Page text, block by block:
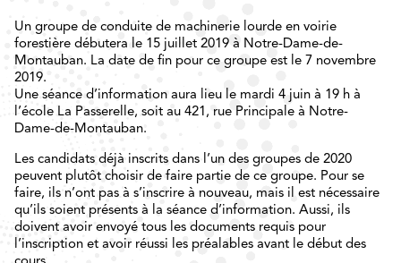
Un groupe de conduite de machinerie lourde en voirie
forestière débutera le 15 juillet 2019 à Notre-Dame-de-
Montauban. La date de fin pour ce groupe est le 7 novembre
2019.
Une séance d’information aura lieu le mardi 4 juin à 19 h à
l’école La Passerelle, soit au 421, rue Principale à Notre-
Dame-de-Montauban.
Les candidats déjà inscrits dans l’un des groupes de 2020
peuvent plutôt choisir de faire partie de ce groupe. Pour se
faire, ils n’ont pas à s’inscrire à nouveau, mais il est nécessaire
qu’ils soient présents à la séance d’information. Aussi, ils
doivent avoir envoyé tous les documents requis pour
l’inscription et avoir réussi les préalables avant le début des